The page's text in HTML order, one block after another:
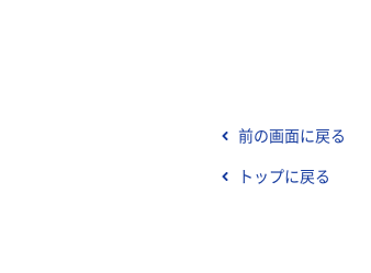
前の画面に戻る
トップに戻る